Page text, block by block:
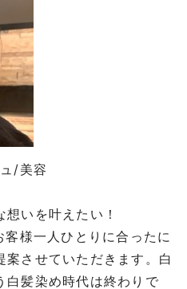
/美容
いを叶えたい！
様一人ひとりに合ったに
させていただきます。白
白髪染め時代は終わりで